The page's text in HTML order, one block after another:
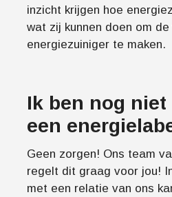
inzicht krijgen hoe
wat zij kunnen doen om de
energiezuiniger te maken.
Ik ben nog
een
Geen zorgen! Ons team
regelt dit graag voor jou!
met een relatie van ons